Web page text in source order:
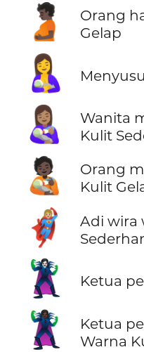
🫄🏿
Orang
Gelap
🤱
👩🏽‍🍼
Wanita
Kulit
🧑🏿‍🍼
Orang
Kulit
🦸🏼‍♀️
Adi wira
🦹‍♀️ Ketua
🦹🏿‍♀️
Ketua
Warna